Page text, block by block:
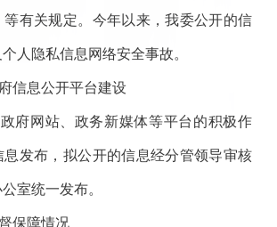
等有关规定。今年以来，我委公开的信
人隐私信息网络安全事故。
信息公开平台建设
府网站、政务新媒体等平台的积极作
息发布，拟公开的信息经分管领导审核
室统一发布。
保障情况